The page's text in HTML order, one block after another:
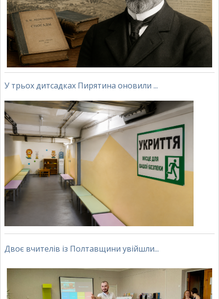
У трьох дитсадках Пирятина оновили ...
Двоє вчителів із Полтавщини увійшли...